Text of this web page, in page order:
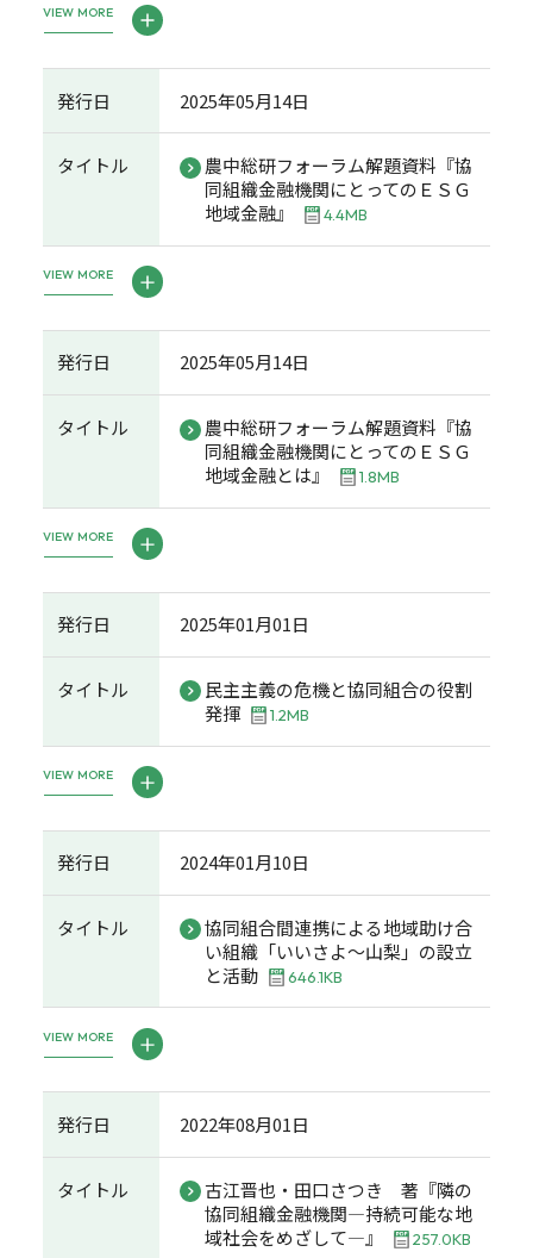
VIEW MORE
発行日 2025年05月14日
タイトル
農中総研フォーラム解題資料『協
同組織金融機関にとってのＥＳＧ
地域金融』
4.4MB
VIEW MORE
発行日 2025年05月14日
タイトル
農中総研フォーラム解題資料『協
同組織金融機関にとってのＥＳＧ
地域金融とは』
1.8MB
VIEW MORE
発行日 2025年01月01日
タイトル
民主主義の危機と協同組合の役割
発揮
1.2MB
VIEW MORE
発行日 2024年01月10日
タイトル
協同組合間連携による地域助け合
い組織「いいさよ～山梨」の設立
と活動
646.1KB
VIEW MORE
発行日 2022年08月01日
タイトル
古江晋也・田口さつき 著『隣の
協同組織金融機関―持続可能な地
域社会をめざして―』
257.0KB